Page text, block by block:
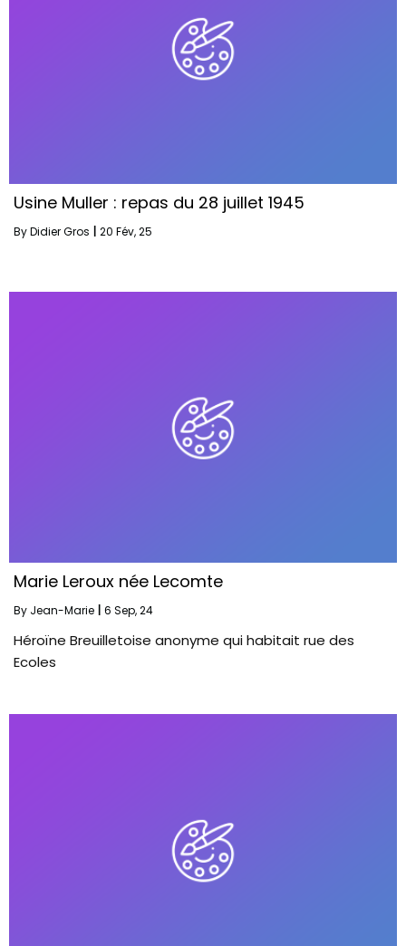
Usine Muller : repas du 28 juillet 1945
ByDidier Gros 20 Fév, 25
Marie Leroux née Lecomte
By Jean-Marie 6 Sep, 24
Héroïne Breuilletoise anonyme qui habitait rue des
Ecoles